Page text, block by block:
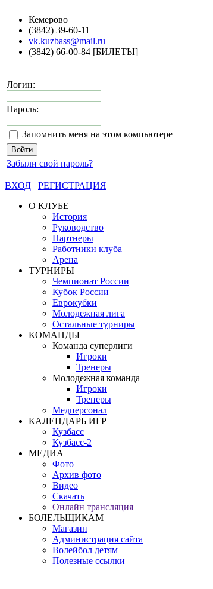
Кемерово
(3842) 39-60-11
vk.kuzbass@mail.ru
(3842) 66-00-84 [БИЛЕТЫ]
Логин:
Пароль:
Запомнить меня на этом компьютере
Забыли свой пароль?
ВХОД
РЕГИСТРАЦИЯ
О КЛУБЕ
История
Руководство
Партнеры
Работники клуба
Арена
ТУРНИРЫ
Чемпионат России
Кубок России
Еврокубки
Молодежная лига
Остальные турниры
КОМАНДЫ
Команда суперлиги
Игроки
Тренеры
Молодежная команда
Игроки
Тренеры
Медперсонал
КАЛЕНДАРЬ ИГР
Кузбасс
Кузбасс-2
МЕДИА
Фото
Архив фото
Видео
Скачать
Онлайн трансляция
БОЛЕЛЬЩИКАМ
Магазин
Администрация сайта
Волейбол детям
Полезные ссылки